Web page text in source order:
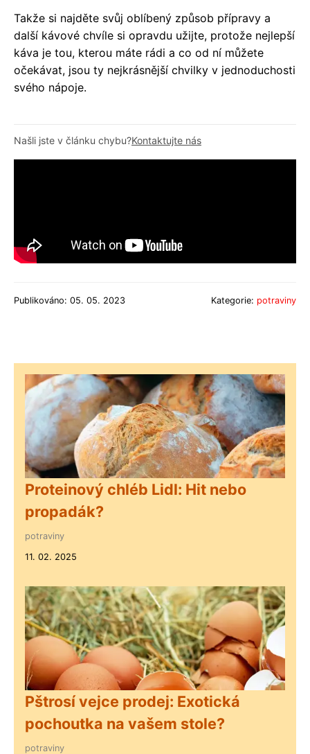
Takže si najděte svůj oblíbený způsob přípravy a
další kávové chvíle si opravdu užijte, protože nejlepší
káva je tou, kterou máte rádi a co od ní můžete
očekávat, jsou ty nejkrásnější chvilky v jednoduchosti
svého nápoje.
Našli jste v článku chybu?Kontaktujte nás
Publikováno: 05. 05. 2023 Kategorie: potraviny
Proteinový chléb Lidl: Hit nebo
propadák?
potraviny
11. 02. 2025
Pštrosí vejce prodej: Exotická
pochoutka na vašem stole?
potraviny